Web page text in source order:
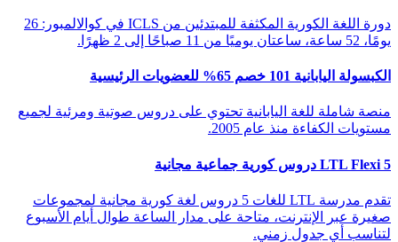
دورة اللغة الكورية المكثفة للمبتدئين من ICLS في كوالالمبور: 26
يومًا، 52 ساعة، ساعتان يوميًا من 11 صباحًا إلى 2 ظهرًا.
الكبسولة اليابانية 101 خصم 65% للعضويات الرئيسية
منصة شاملة للغة اليابانية تحتوي على دروس صوتية ومرئية لجميع
مستويات الكفاءة منذ عام 2005.
LTL Flexi 5 دروس كورية جماعية مجانية
تقدم مدرسة LTL للغات 5 دروس لغة كورية مجانية لمجموعات
صغيرة عبر الإنترنت، متاحة على مدار الساعة طوال أيام الأسبوع
لتناسب أي جدول زمني.